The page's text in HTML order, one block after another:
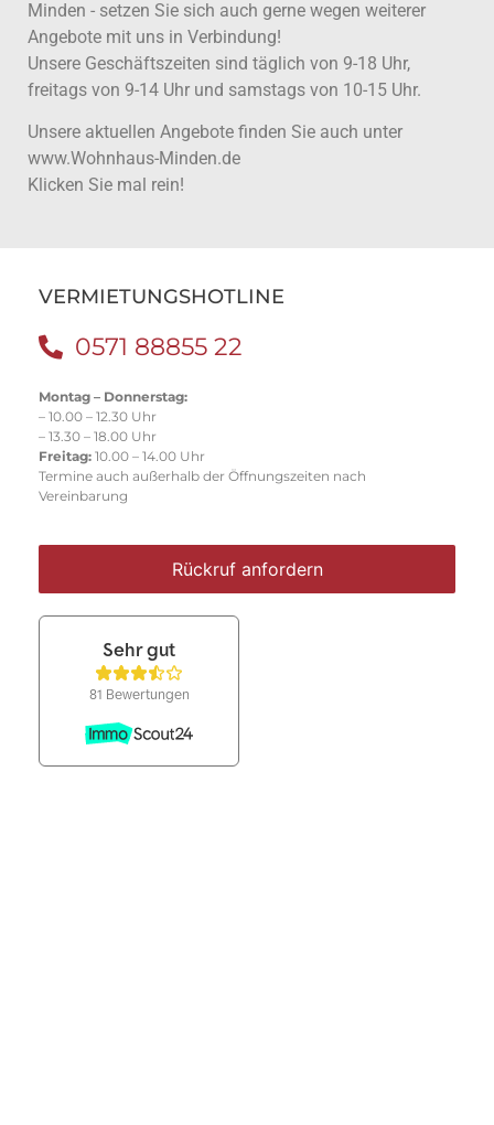
Minden - setzen Sie sich auch gerne wegen weiterer
Angebote mit uns in Verbindung!
Unsere Geschäftszeiten sind täglich von 9-18 Uhr,
freitags von 9-14 Uhr und samstags von 10-15 Uhr.
Unsere aktuellen Angebote finden Sie auch unter
www.Wohnhaus-Minden.de
Klicken Sie mal rein!
VERMIETUNGSHOTLINE
0571 88855 22
Montag – Donnerstag:
– 10.00 – 12.30 Uhr
– 13.30 – 18.00 Uhr
Freitag: 10.00 – 14.00 Uhr
Termine auch außerhalb der Öffnungszeiten nach
Vereinbarung
Rückruf anfordern